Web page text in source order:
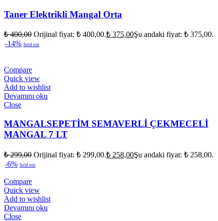
Taner Elektrikli Mangal Orta
₺400,00 Orijinal fiyat: ₺ 400,00.₺ 375,00Şu andaki fiyat: ₺ 375,00.
-14% Sold out
Compare
Quick view
Add to wishlist
Devamını oku
Close
MANGALSEPETİM SEMAVERLİ ÇEKMECELİ
MANGAL 7 LT
₺299,00 Orijinal fiyat: ₺ 299,00.₺ 258,00Şu andaki fiyat: ₺ 258,00.
-6% Sold out
Compare
Quick view
Add to wishlist
Devamını oku
Close